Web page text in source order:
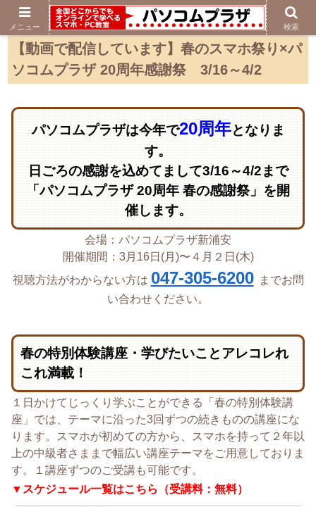
【動画で配信しています】春のスマホ祭り×パ
ソコムプラザ 20周年感謝祭 3/16～4/2
パソコムプラザは今年で20周年となりま
す。
日ごろの感謝を込めてまして3/16～4/2まで
「パソコムプラザ 20周年 春の感謝祭」を開
催します。
会場：パソコムプラザ新浦安
開催期間：3月16日(月)〜４月２日(木)
視聴方法がわからない方は 047-305-6200
までお問
い合わせください。
春の特別体験講座・学びたいことアレコレれ
これ満載！
１日かけてじっくり学ぶことができる「春の特別体験講
座」では、テーマに沿った3回ずつの続きものの講座にな
ります。スマホが初めての方から、スマホを持って２年以
上の中級者さままで幅広い講座テーマをご用意しておりま
す。１講座ずつのご受講も可能です。
▼スケジュール一覧はこちら（受講料：無料）
メニュー 検索